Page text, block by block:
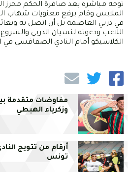
توجه مباشرة بعد صافرة الحكم محرز
الملابس وقام برفع معنويات شهاب
في دربي العاصمة بل أن اتصل به
اللاعب ودعوته لنسيان الدربي
الكلاسيكو أمام النادي الصفاقسي في
مفاوضات متقدمة
وزكرياء الهبطي
أرقام من تتويج
تونس